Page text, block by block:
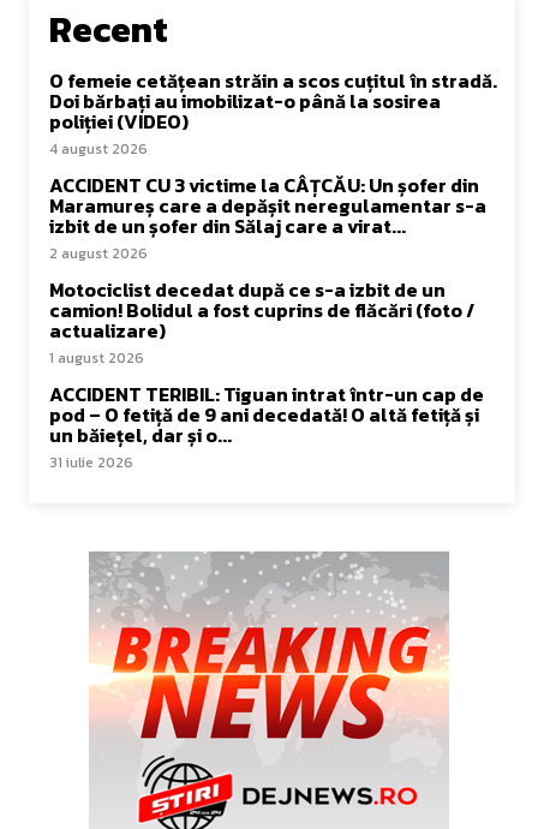
Recent
O femeie cetățean străin a scos cuțitul în stradă.
Doi bărbați au imobilizat-o până la sosirea
poliției (VIDEO)
4 august 2026
ACCIDENT CU 3 victime la CÂȚCĂU: Un șofer din
Maramureș care a depășit neregulamentar s-a
izbit de un șofer din Sălaj care a virat...
2 august 2026
Motociclist decedat după ce s-a izbit de un
camion! Bolidul a fost cuprins de flăcări (foto /
actualizare)
1 august 2026
ACCIDENT TERIBIL: Tiguan intrat într-un cap de
pod – O fetiță de 9 ani decedată! O altă fetiță și
un băiețel, dar și o...
31 iulie 2026